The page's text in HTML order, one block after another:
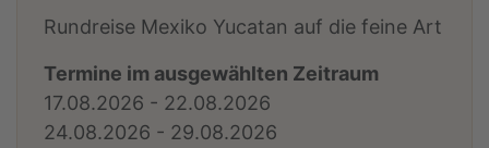
Rundreise Mexiko Yucatan auf die feine Art
Termine im ausgewählten Zeitraum
17.08.2026 - 22.08.2026
24.08.2026 - 29.08.2026